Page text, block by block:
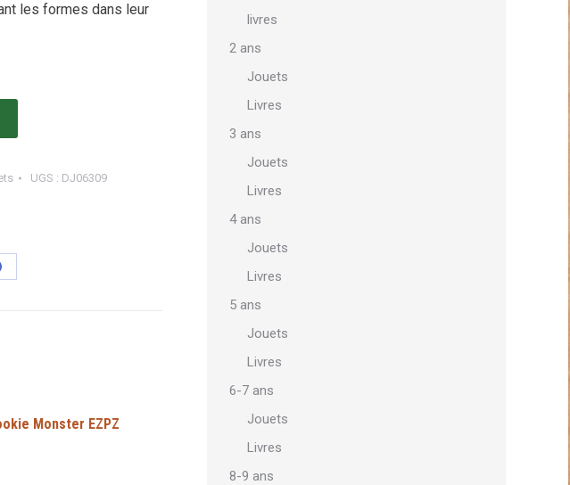
les formes dans leur
UGS : DJ06309
Monster EZPZ
livres
2 ans
Jouets
Livres
3 ans
Jouets
Livres
4 ans
Jouets
Livres
5 ans
Jouets
Livres
6-7 ans
Jouets
Livres
8-9 ans